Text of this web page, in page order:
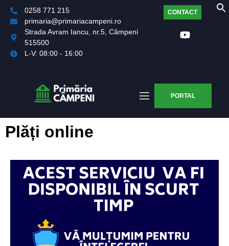
0258 771 215
primaria@primariacampeni.ro
Strada Avram Iancu, nr.5, Câmpeni
515500
L-V: 08:00 - 16:00
CONTACT
PORTAL
Plăți online